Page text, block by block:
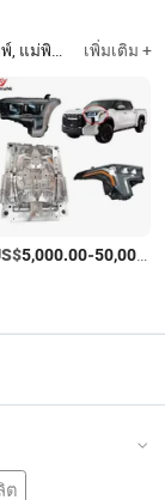
ถยนต์, แม่พิมพ์ไฟหน้ารถ, แม่พิมพ์กันชนรถ เพิ่มเติม +
างส่วน
5,000.00-50,000.00
ต